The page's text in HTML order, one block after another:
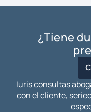
¿Tiene
Iuris consultas
con el cliente,